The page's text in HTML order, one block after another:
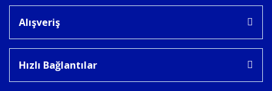
Alışveriş
Hızlı Bağlantılar